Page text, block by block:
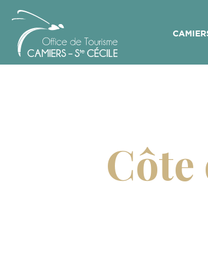
Office
Côte